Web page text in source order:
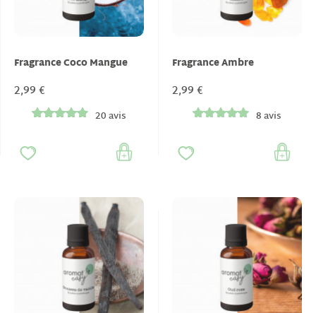
Fragrance Coco Mangue
2,99 €
20 avis
Fragrance Ambre
2,99 €
8 avis